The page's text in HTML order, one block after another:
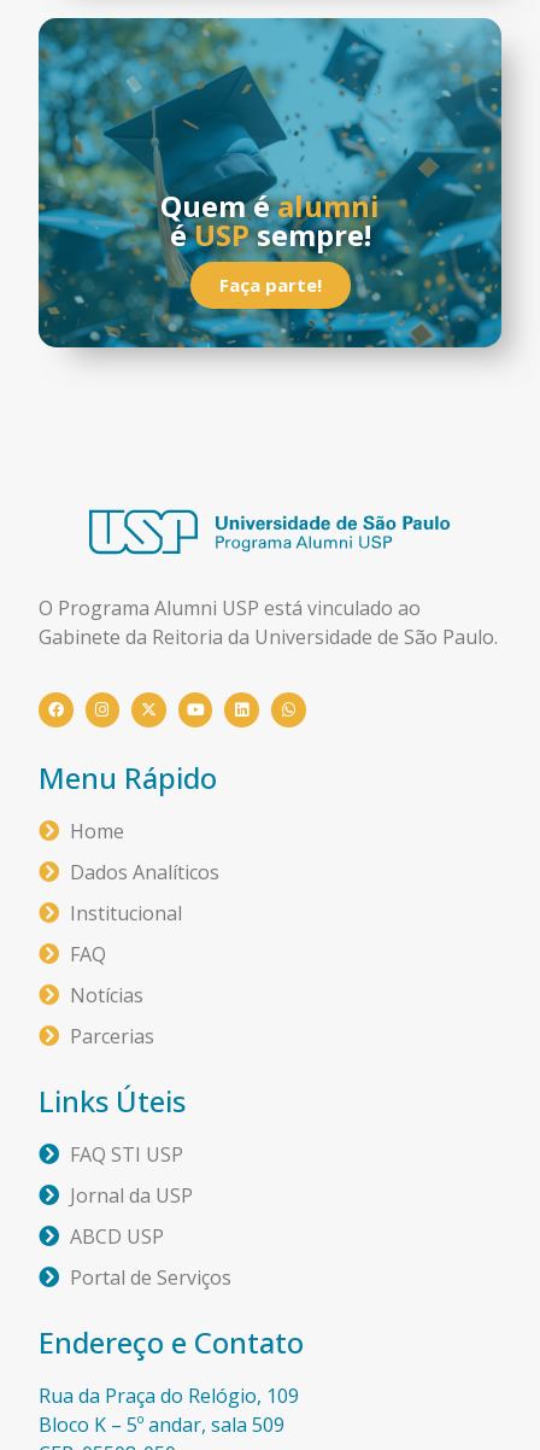
Quem éalumni
éUSPsempre!
Faça parte!
O Programa Alumni USP está vinculado ao
Gabinete da Reitoria da Universidade de São Paulo.
Menu Rápido
Home
Dados Analíticos
Institucional
FAQ
Notícias
Parcerias
Links Úteis
FAQ STI USP
Jornal da USP
ABCD USP
Portal de Serviços
Endereço e Contato
Rua da Praça do Relógio, 109
Bloco K – 5º andar, sala 509